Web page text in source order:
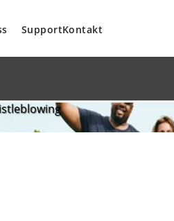
SupportKontakt